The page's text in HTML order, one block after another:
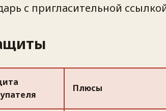
с пригласительной
Плюсы